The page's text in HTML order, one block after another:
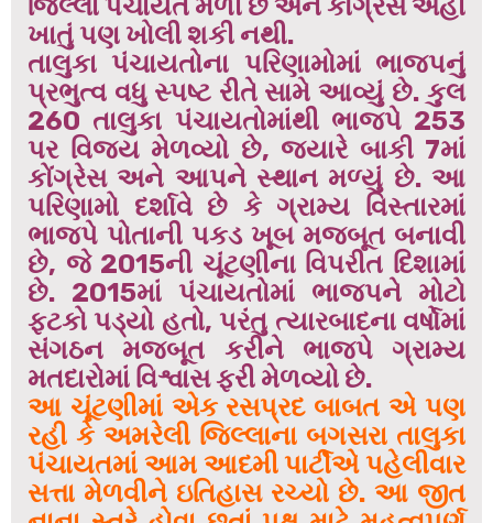
જિલ્લા પંચાયત મળી છે અને કોંગ્રેસ અહીં
ખાતું પણ ખોલી શકી નથી.
તાલુકા પંચાયતોના પરિણામોમાં ભાજપનું
પ્રભુત્વ વધુ સ્પષ્ટ રીતે સામે આવ્યું છે. કુલ
260 તાલુકા પંચાયતોમાંથી ભાજપે 253
પર વિજય મેળવ્યો છે, જ્યારે બાકી 7માં
કોંગ્રેસ અને આપને સ્થાન મળ્યું છે. આ
પરિણામો દર્શાવે છે કે ગ્રામ્ય વિસ્તારમાં
ભાજપે પોતાની પકડ ખૂબ મજબૂત બનાવી
છે, જે 2015ની ચૂંટણીના વિપરીત દિશામાં
છે. 2015માં પંચાયતોમાં ભાજપને મોટો
ફટકો પડ્યો હતો, પરંતુ ત્યારબાદના વર્ષોમાં
સંગઠન મજબૂત કરીને ભાજપે ગ્રામ્ય
મતદારોમાં વિશ્વાસ ફરી મેળવ્યો છે.
આ ચૂંટણીમાં એક રસપ્રદ બાબત એ પણ
રહી કે અમરેલી જિલ્લાના બગસરા તાલુકા
પંચાયતમાં આમ આદમી પાર્ટીએ પહેલીવાર
સત્તા મેળવીને ઇતિહાસ રચ્યો છે. આ જીત